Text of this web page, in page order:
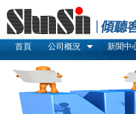
首頁 公司概況 新聞中